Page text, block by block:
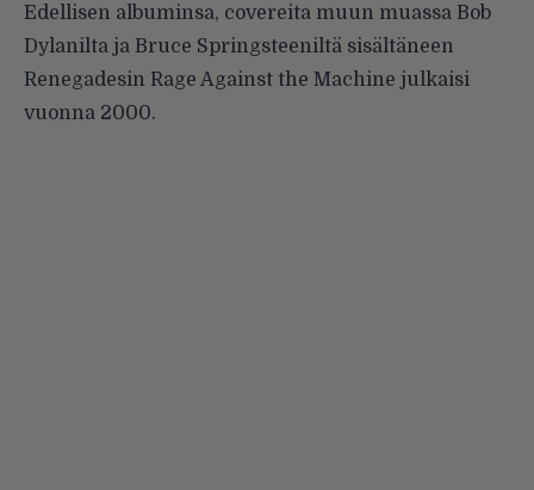
Edellisen albuminsa, covereita muun muassa Bob
Dylanilta ja Bruce Springsteeniltä sisältäneen
Renegadesin Rage Against the Machine julkaisi
vuonna 2000.